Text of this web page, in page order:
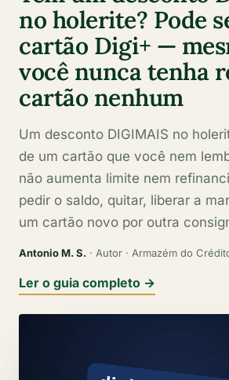
no holerite? Pode
cartão Digi+ —
você nunca tenha
cartão nenhum
Um desconto DIGIMAIS no
de um cartão que você nem
não aumenta limite nem
pedir o saldo, quitar, liberar a
um cartão novo por outra
Antonio M. S. · Autor · Armazém do
Ler o guia completo →